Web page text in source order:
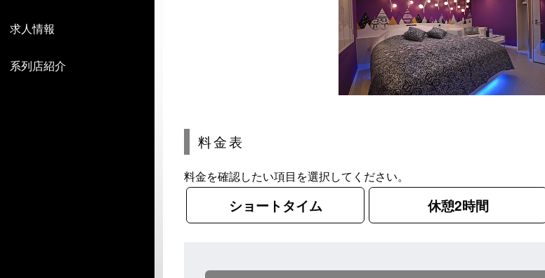
求人情報
系列店紹介
料金表
料金を確認したい項目を選択してください。
ショートタイム 休憩2時間